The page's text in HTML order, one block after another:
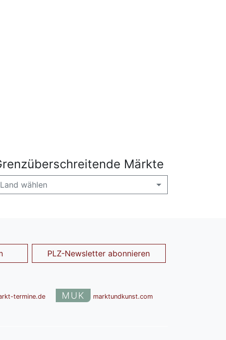
Märkte
Land wählen
PLZ-Newsletter abonnieren
termine.de MUK marktundkunst.com